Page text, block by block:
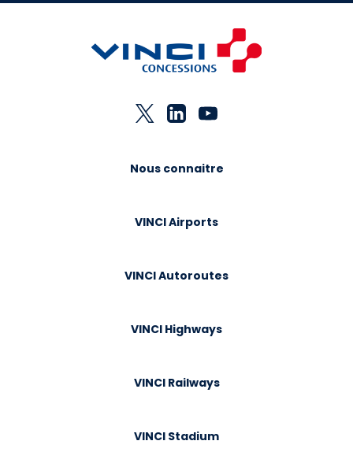
Nous connaitre
VINCI Airports
VINCI Autoroutes
VINCI Highways
VINCI Railways
VINCI Stadium